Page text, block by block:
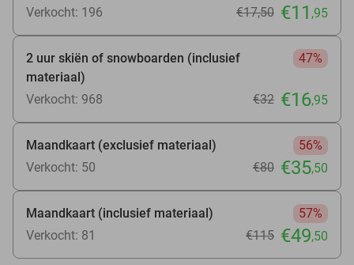
Verkocht: 196 €17,50 €11 ,95
2 uur skiën of snowboarden (inclusief
materiaal)
47%
Verkocht: 968 €32 €16,95
Maandkaart (exclusief materiaal)
56%
Verkocht: 50
€80 €35,50
Maandkaart (inclusief materiaal)
57%
Verkocht: 81
€115 €49,50